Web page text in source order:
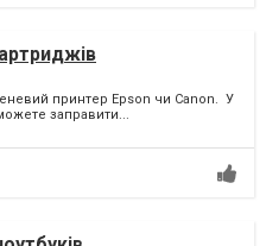
принтер Epson чи Canon. ⁣ У
заправити...